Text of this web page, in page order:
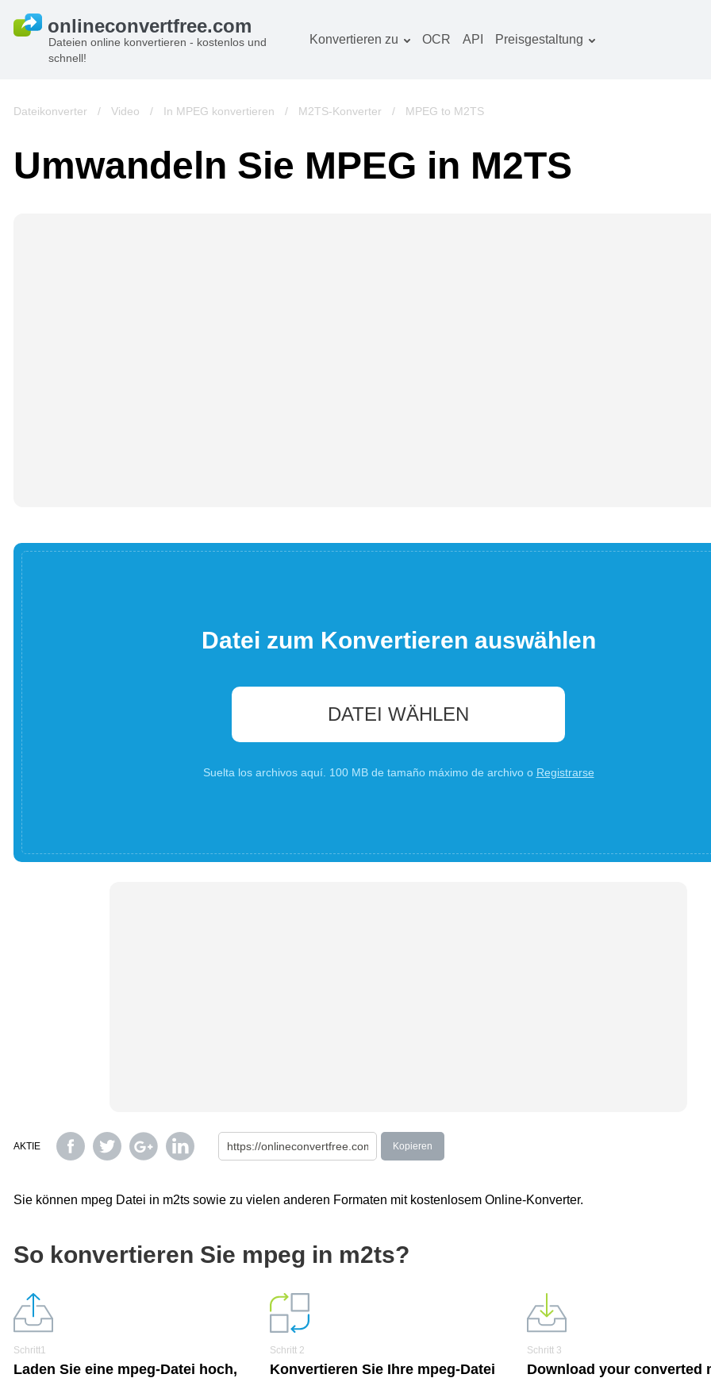
Dateien online konvertieren - kostenlos und
schnell!
Konvertieren zu
Bilderkonverter
Bücherkonverter
OCR API Preisgestaltung
Dateikonverter / Video / In MPEG konvertieren / M2TS-Konverter / MPEG to M2TS
Umwandeln Sie MPEG in M2TS
Datei zum Konvertieren auswählen
DATEI WÄHLEN
Suelta los archivos aquí. 100 MB de tamaño máximo de archivo o Registrarse
AKTIE Kopieren
Sie können mpeg Datei in m2ts sowie zu vielen anderen Formaten mit kostenlosem Online-Konverter.
So konvertieren Sie mpeg in m2ts?
Schritt1
Laden Sie eine mpeg-Datei hoch,
Schritt 2
Konvertieren Sie Ihre mpeg-Datei
Schritt 3
Download your converted